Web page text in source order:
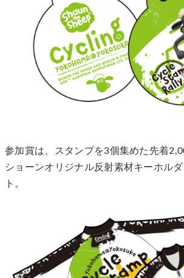
参加賞は、スタンプを3個集めた先着
ショーンオリジナル反射素材キーホル
ト。